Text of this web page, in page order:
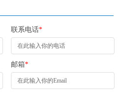
联系电话*
邮箱*